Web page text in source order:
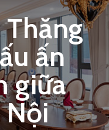
ấn
giữa
Nội